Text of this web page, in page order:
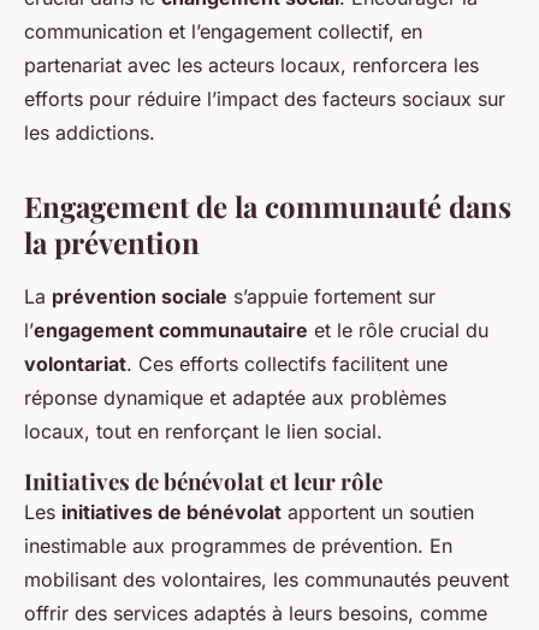
communication et l’engagement collectif, en
partenariat avec les acteurs locaux, renforcera les
efforts pour réduire l’impact des facteurs sociaux sur
les addictions.
Engagement de la communauté dans
la prévention
La prévention sociale s’appuie fortement sur
l’engagement communautaire et le rôle crucial du
volontariat. Ces efforts collectifs facilitent une
réponse dynamique et adaptée aux problèmes
locaux, tout en renforçant le lien social.
Initiatives de bénévolat et leur rôle
Les initiatives de bénévolat apportent un soutien
inestimable aux programmes de prévention. En
mobilisant des volontaires, les communautés peuvent
offrir des services adaptés à leurs besoins, comme